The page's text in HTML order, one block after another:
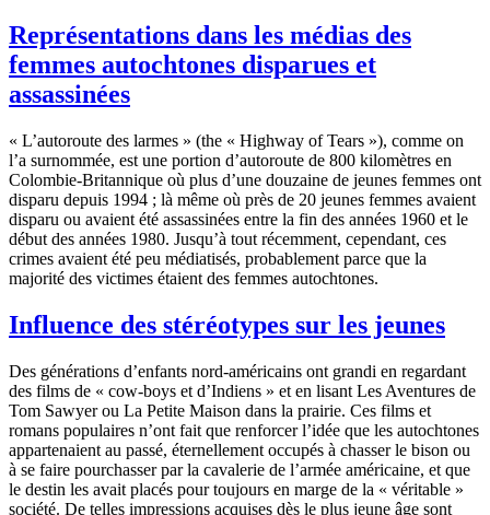
Représentations dans les médias des
femmes autochtones disparues et
assassinées
« L’autoroute des larmes » (the « Highway of Tears »), comme on
l’a surnommée, est une portion d’autoroute de 800 kilomètres en
Colombie-Britannique où plus d’une douzaine de jeunes femmes ont
disparu depuis 1994 ; là même où près de 20 jeunes femmes avaient
disparu ou avaient été assassinées entre la fin des années 1960 et le
début des années 1980. Jusqu’à tout récemment, cependant, ces
crimes avaient été peu médiatisés, probablement parce que la
majorité des victimes étaient des femmes autochtones.
Influence des stéréotypes sur les jeunes
Des générations d’enfants nord-américains ont grandi en regardant
des films de « cow-boys et d’Indiens » et en lisant Les Aventures de
Tom Sawyer ou La Petite Maison dans la prairie. Ces films et
romans populaires n’ont fait que renforcer l’idée que les autochtones
appartenaient au passé, éternellement occupés à chasser le bison ou
à se faire pourchasser par la cavalerie de l’armée américaine, et que
le destin les avait placés pour toujours en marge de la « véritable »
société. De telles impressions acquises dès le plus jeune âge sont